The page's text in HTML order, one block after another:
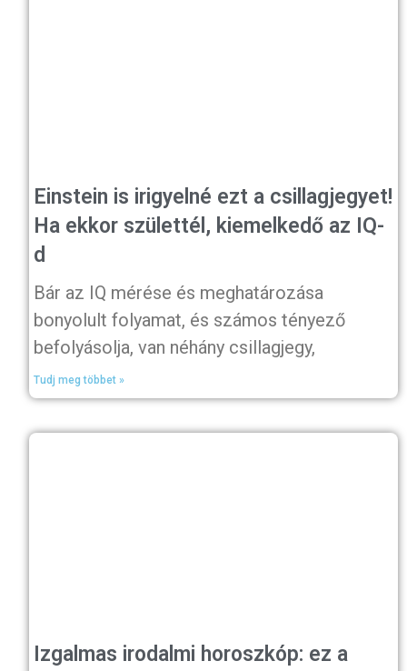
Einstein is irigyelné ezt a csillagjegyet!
Ha ekkor születtél, kiemelkedő az IQ-
d
Bár az IQ mérése és meghatározása
bonyolult folyamat, és számos tényező
befolyásolja, van néhány csillagjegy,
Tudj meg többet »
Izgalmas irodalmi horoszkóp: ez a